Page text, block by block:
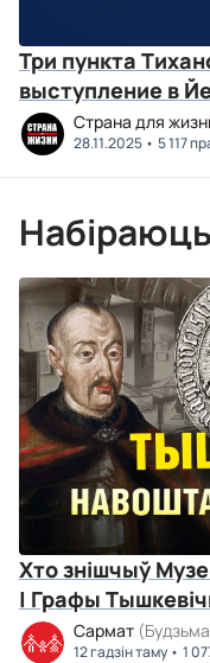
Три пункта
выступление в
Страна для
28.11.2025 5 117
Хто знішчыў
| Графы
Сармат
12 гадзін таму 1